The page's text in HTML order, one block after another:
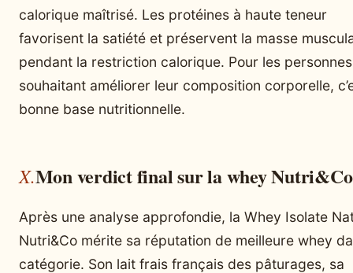
calorique maîtrisé. Les protéines à haute teneur
favorisent la satiété et préservent la masse
pendant la restriction calorique. Pour les personnes
souhaitant améliorer leur composition corporelle,
bonne base nutritionnelle.
Mon verdict final sur la whey Nutri&Co
Après une analyse approfondie, la Whey Isolate
Nutri&Co mérite sa réputation de meilleure whey
catégorie. Son lait frais français des pâturages, sa